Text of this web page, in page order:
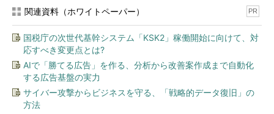
関連資料（ホワイトペーパー） PR
国税庁の次世代基幹システム「KSK2」稼働開始に向けて、対
応すべき変更点とは?
AIで「勝てる広告」を作る、分析から改善案作成まで自動化
する広告基盤の実力
サイバー攻撃からビジネスを守る、「戦略的データ復旧」の
方法